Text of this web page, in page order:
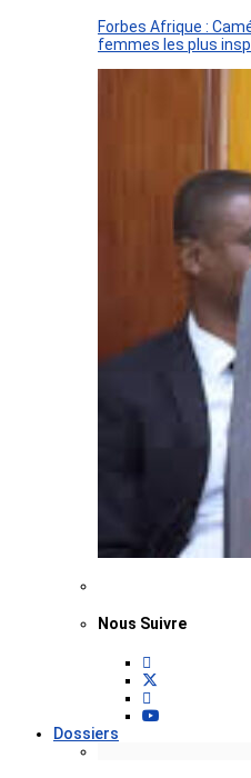
Forbes Afrique :
femmes les plus
Nous Suivre
Dossiers